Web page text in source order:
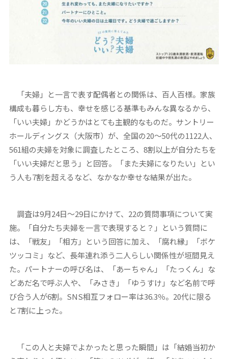
「夫婦」と一言で表す配偶者との関係は、百人百様。家族
構成も暮らし方も、幸せを感じる基準もみんな異なるから、
「いい夫婦」かどうかはとても主観的なものだ。サントリー
ホールディングス（大阪市）が、全国の20～50代の1122人、
561組の夫婦を対象に調査したところ、8割以上が自分たちを
「いい夫婦だと思う」と回答。「また夫婦になりたい」とい
う人も7割を超えるなど、なかなか幸せな結果が出た。
調査は9月24日～29日にかけて、22の質問事項について実
施。「自分たち夫婦を一言で表現すると？」という質問に
は、「戦友」「相方」という回答に加え、「腐れ縁」「ボケ
ツッコミ」など、長年連れ添う二人らしい関係性が垣間見え
た。パートナーの呼び名は、「あーちゃん」「たっくん」な
どあだ名で呼ぶ人や、「みさき」「ゆうすけ」など名前で呼
び合う人が6割。SNS相互フォロー率は36.3％。20代に限る
と7割に上った。
「この人と夫婦でよかったと思った瞬間」は「結婚当初か